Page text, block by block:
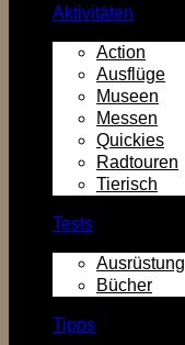
Aktivitäten
Action
Ausflüge
Museen
Messen
Quickies
Radtouren
Tierisch
Tests
Ausrüstung
Bücher
Tipps